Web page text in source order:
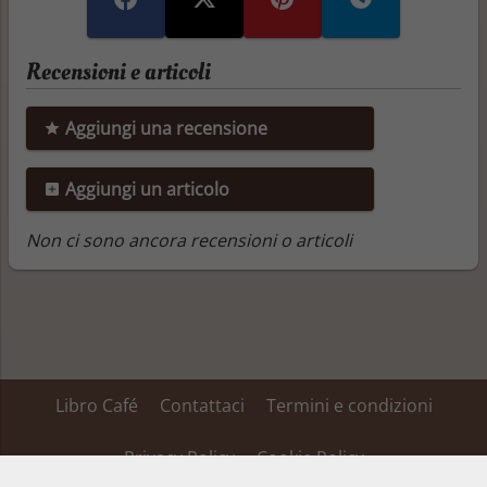
Recensioni e articoli
Aggiungi una recensione
Aggiungi un articolo
Non ci sono ancora recensioni o articoli
Libro Café Contattaci Termini e condizioni
Privacy Policy Cookie Policy